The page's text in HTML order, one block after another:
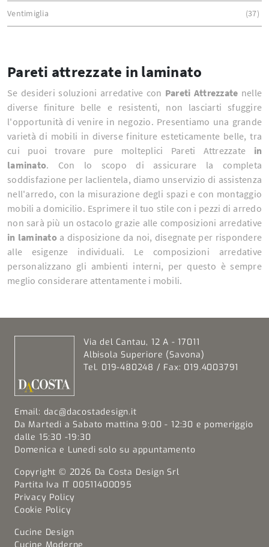
Ventimiglia 37
Pareti attrezzate in laminato
Se desideri soluzioni arredative con Pareti Attrezzate nelle
diverse finiture belle e resistenti, non lasciarti sfuggire
l'opportunità di venire in negozio. Presentiamo una grande
varietà di mobili in diverse finiture esteticamente belle, tra
cui puoi trovare pure molteplici Pareti Attrezzate in
laminato. Con lo scopo di assicurare la completa
soddisfazione per laclientela, diamo unservizio di assistenza
nell'arredo, con la misurazione degli spazi e con montaggio
mobili a domicilio. Esprimere il tuo stile con i pezzi di arredo
non sarà più un ostacolo grazie alle composizioni arredative
in laminatoa disposizione da noi, disegnate per rispondere
alle esigenze individuali. Le composizioni arredative
personalizzano gli ambienti interni, per questo è sempre
meglio considerare attentamente i mobili.
Via del Cantau, 12 A - 17011
Albisola Superiore (Savona)
Tel. 019-480248 / Fax: 019.4003791
Email: dac@dacostadesign.it
Da Martedi a Sabato mattina 9:00 - 12:30 e pomeriggio
dalle 15:30 -19:30
Domenica e Lunedi solo su appuntamento
Copyright © 2026 Da Costa Design Srl
Partita Iva IT 00511400095
Privacy Policy
Cookie Policy
Cucine Design